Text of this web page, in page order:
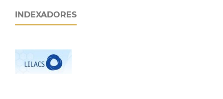
INDEXADORES